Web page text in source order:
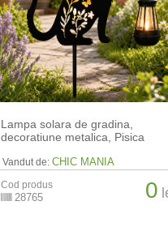
Lampa solara de gradina,
decoratiune metalica, Pisica
Vandut de: CHIC MANIA
Cod produs
28765 0